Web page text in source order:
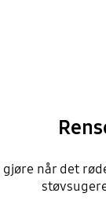
gjøre når det